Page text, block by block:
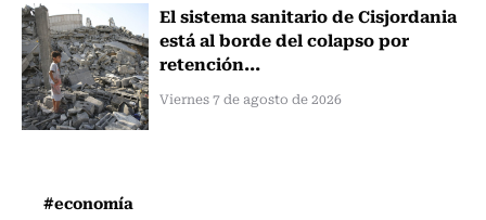
El sistema sanitario de Cisjordania
está al borde del colapso por
retención...
Viernes 7 de agosto de 2026
#economía